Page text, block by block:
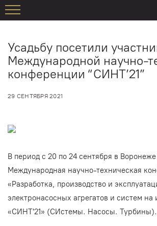
Усадьбу посетили
Международной научно-
конференции “СИНТ’21”
29 СЕНТЯБРЯ 2021
В период с 20 по 24 сентября в
Международная научно-техническая
«Разработка, производство и
электронасосных агрегатов и систем на
«СИНТ'21» (СИстемы. Насосы. Турбины).